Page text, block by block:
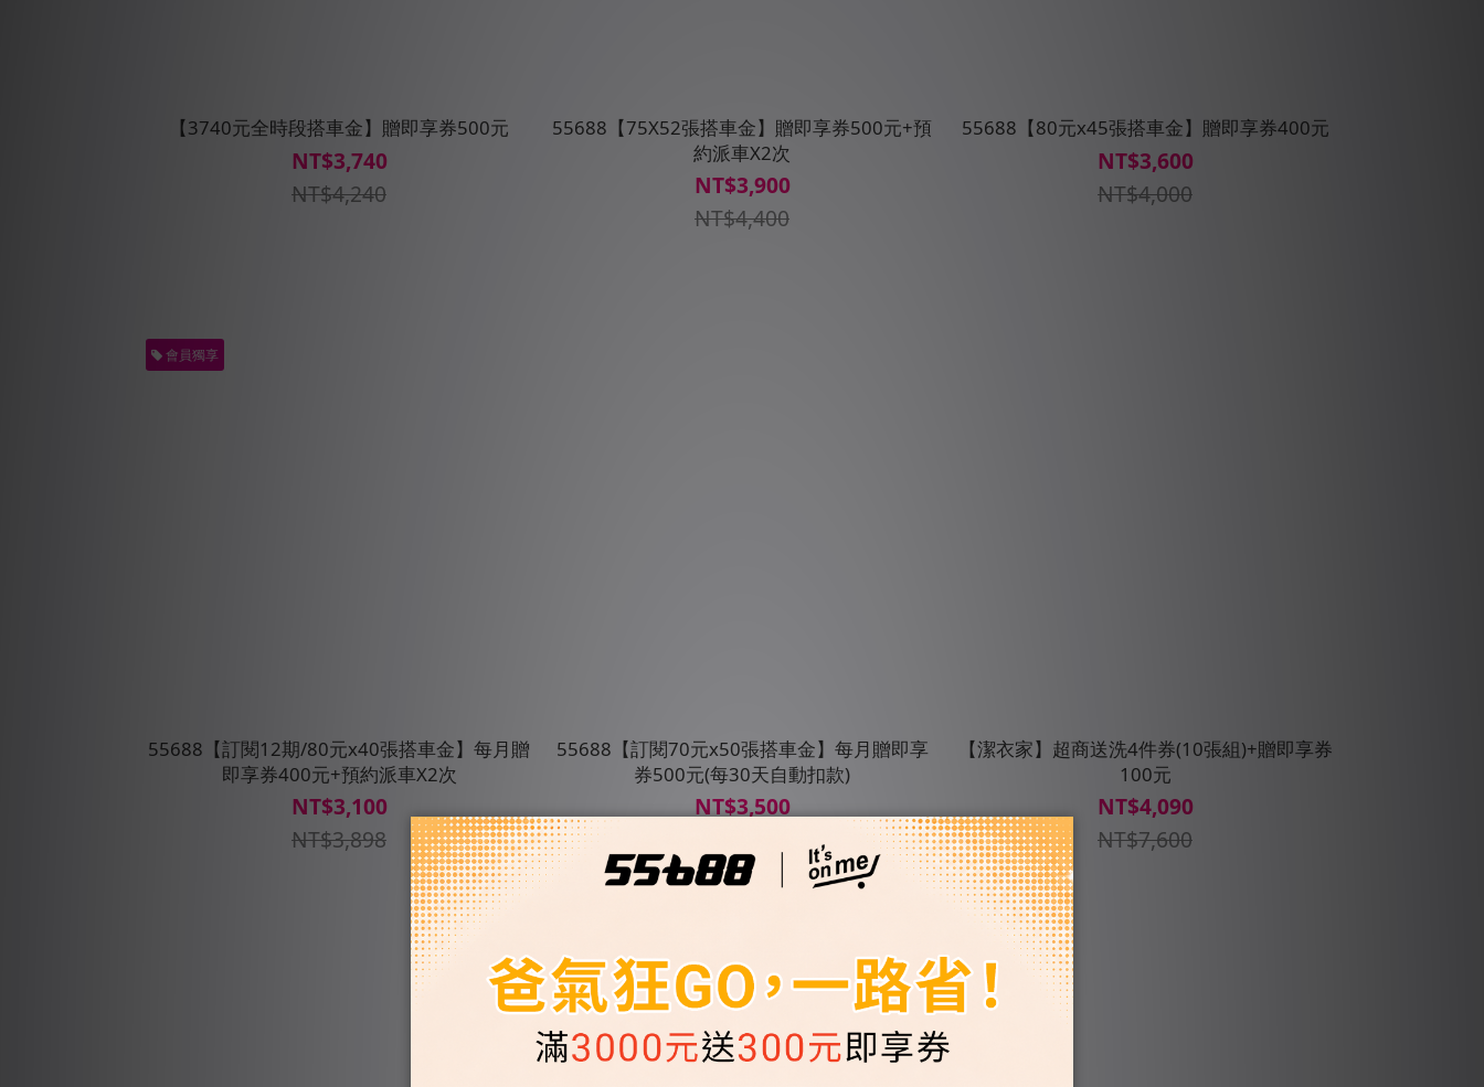
【3740元全時段搭車金】贈即享券500元
NT$3,740
NT$4,240
55688【75X52張搭車金】贈即享券500元+預
約派車X2次
NT$3,900
NT$4,400
55688【80元x45張搭車金】贈即享券400元
NT$3,600
NT$4,000
會員獨享
55688【訂閱12期/80元x40張搭車金】每月贈
即享券400元+預約派車X2次
NT$3,100
NT$3,898
55688【訂閱70元x50張搭車金】每月贈即享
券500元(每30天自動扣款)
NT$3,500
【潔衣家】超商送洗4件券(10張組)+贈即享券
100元
NT$4,090
NT$7,600